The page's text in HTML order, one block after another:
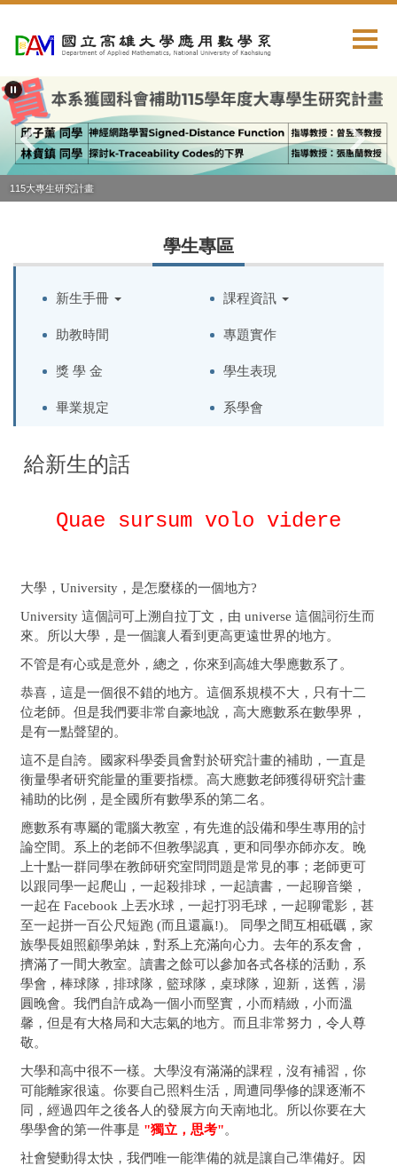
到
主
要
內
容
區
115大專生研究計畫
學生專區
新生手冊 課程資訊
助教時間 專題實作
獎 學 金 學生表現
畢業規定 系學會
給新生的話
Quae sursum volo videre
大學，University，是怎麼樣的一個地方?
University 這個詞可上溯自拉丁文，由 universe 這個詞衍生而
來。所以大學，是一個讓人看到更高更遠世界的地方。
不管是有心或是意外，總之，你來到高雄大學應數系了。
恭喜，這是一個很不錯的地方。這個系規模不大，只有十二
位老師。但是我們要非常自豪地說，高大應數系在數學界，
是有一點聲望的。
這不是自誇。國家科學委員會對於研究計畫的補助，一直是
衡量學者研究能量的重要指標。高大應數老師獲得研究計畫
補助的比例，是全國所有數學系的第二名。
應數系有專屬的電腦大教室，有先進的設備和學生專用的討
論空間。系上的老師不但教學認真，更和同學亦師亦友。晚
上十點一群同學在教師研究室問問題是常見的事；老師更可
以跟同學一起爬山，一起殺排球，一起讀書，一起聊音樂，
一起在 Facebook 上丟水球，一起打羽毛球，一起聊電影，甚
至一起拼一百公尺短跑 (而且還贏!)。 同學之間互相砥礪，家
族學長姐照顧學弟妹，對系上充滿向心力。去年的系友會，
擠滿了一間大教室。讀書之餘可以參加各式各樣的活動，系
學會，棒球隊，排球隊，籃球隊，桌球隊，迎新，送舊，湯
圓晚會。我們自許成為一個小而堅實，小而精緻，小而溫
馨，但是有大格局和大志氣的地方。而且非常努力，令人尊
敬。
大學和高中很不一樣。大學沒有滿滿的課程，沒有補習，你
可能離家很遠。你要自己照料生活，周遭同學修的課逐漸不
同，經過四年之後各人的發展方向天南地北。所以你要在大
學學會的第一件事是 "獨立，思考"。
社會變動得太快，我們唯一能準備的就是讓自己準備好。因